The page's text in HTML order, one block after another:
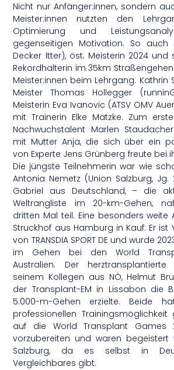
Nicht nur Anfänger:innen, sondern
Meister:innen nutzten den
Optimierung und
gegenseitigen Motivation. So auch
Decker Itter), öst. Meisterin 2024 und
Rekordhalterin im 35km
Meister:innen beim Lehrgang: Kathrin
Meister Thomas Hollegger
Meisterin Eva Ivanovic (ATSV OMV
mit Trainerin Elke Matzke. Zum
Nachwuchstalent Marlen
mit Mutter Anja, die sich über ein
von Experte Jens Grünberg freute bei
Die jüngste Teilnehmerin war wie
Antonia Nemetz (Union Salzburg, Jg.
Gabriel aus Deutschland, – die
Weltrangliste im 20-km-Gehen,
dritten Mal teil. Eine besonders weite
Struckhof aus Hamburg in Kauf: Er
von TRANSDIA SPORT DE und wurde
im Gehen bei den World
Australien. Der
seinem Kollegen aus NÖ, Helmut
der Transplant-EM in Lissabon die
5.000-m-Gehen erzielte. Beide
professionellen
auf die World Transplant Games
vorzubereiten und waren
Salzburg, da es selbst in
Vergleichbares gibt.